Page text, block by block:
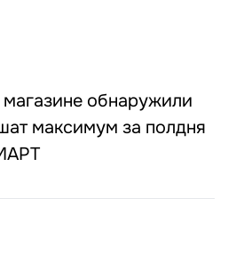
обнаружили
максимум за полдня